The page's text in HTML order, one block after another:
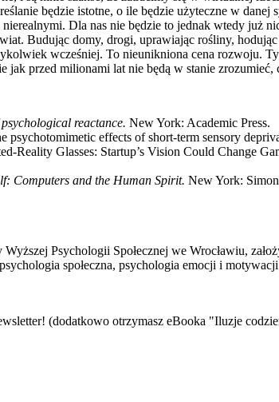
będzie istotne, o ile będzie użyteczne w
Dla nas nie będzie to jednak wtedy już
Budując domy, drogi, uprawiając rośliny,
wcześniej. To nieunikniona cena rozwoju.
jak przed milionami lat nie będą w stanie
reactance. New York: Academic Press.
psychotomimetic effects of short-term sensory
Reality Glasses: Startup’s Vision Could Change
Computers and the Human Spirit. New York:
Psychologii Społecznej we Wrocławiu,
społeczna, psychologia emocji i
(dodatkowo otrzymasz eBooka "Iluzje